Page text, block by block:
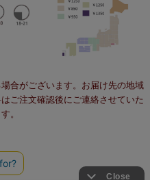
合がございます。お届け先の地域
ご注文確認後にご連絡させていた
。